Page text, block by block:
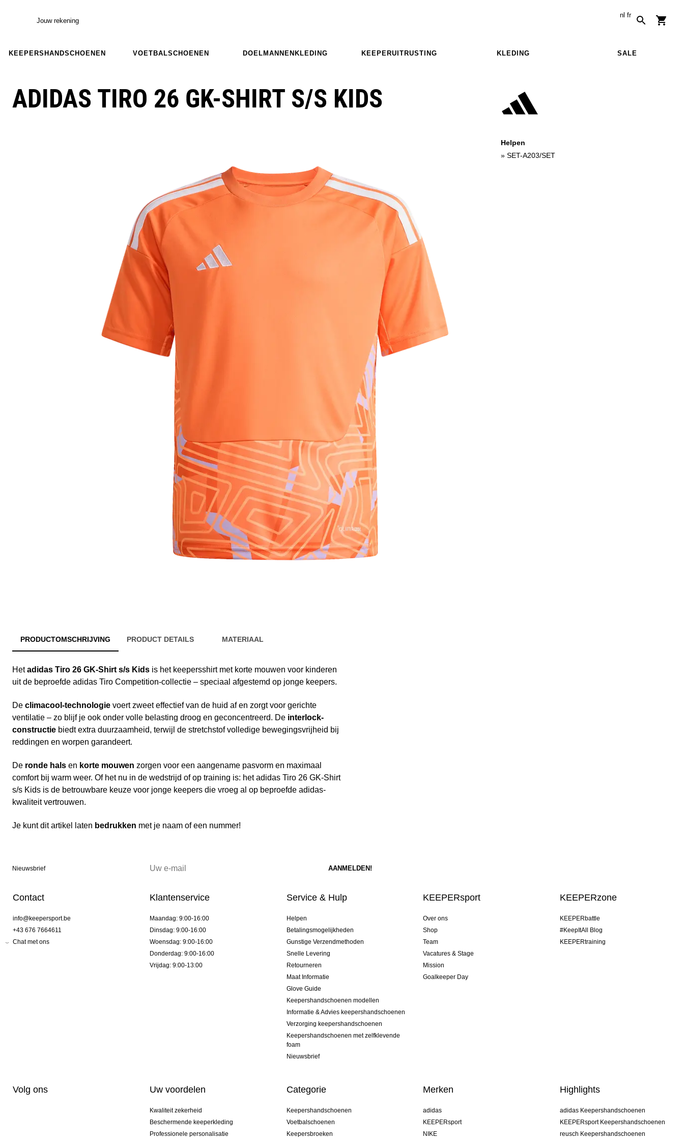
Jouw rekening
nl fr
KEEPERSHANDSCHOENEN VOETBALSCHOENEN DOELMANNENKLEDING KEEPERUITRUSTING KLEDING SALE
ADIDAS TIRO 26 GK-SHIRT S/S KIDS
Helpen
» SET-A203/SET
PRODUCTOMSCHRIJVING PRODUCT DETAILS MATERIAAL
Hetadidas Tiro 26 GK-Shirt s/s Kids is het keepersshirt met korte mouwen voor kinderen
uit de beproefde adidas Tiro Competition-collectie – speciaal afgestemd op jonge keepers.
De climacool-technologie voert zweet effectief van de huid af en zorgt voor gerichte
ventilatie – zo blijf je ook onder volle belasting droog en geconcentreerd. De interlock-
constructie biedt extra duurzaamheid, terwijl de stretchstof volledige bewegingsvrijheid bij
reddingen en worpen garandeert.
De ronde hals en korte mouwen zorgen voor een aangename pasvorm en maximaal
comfort bij warm weer. Of het nu in de wedstrijd of op training is: het adidas Tiro 26 GK-Shirt
s/s Kids is de betrouwbare keuze voor jonge keepers die vroeg al op beproefde adidas-
kwaliteit vertrouwen.
Je kunt dit artikel laten bedrukken met je naam of een nummer!
Nieuwsbrief
Contact
info@keepersport.be
+43 676 7664611
Chat met ons
Klantenservice
Maandag: 9:00-16:00
Dinsdag: 9:00-16:00
Woensdag: 9:00-16:00
Donderdag: 9:00-16:00
Vrijdag: 9:00-13:00
Service & Hulp
Helpen
Betalingsmogelijkheden
Gunstige Verzendmethoden
Snelle Levering
Retourneren
Maat Informatie
Glove Guide
Keepershandschoenen modellen
Informatie & Advies keepershandschoenen
Verzorging keepershandschoenen
Keepershandschoenen met zelfklevende
foam
Nieuwsbrief
KEEPERsport
Over ons
Shop
Team
Vacatures & Stage
Mission
Goalkeeper Day
KEEPERzone
KEEPERbattle
#KeepItAll Blog
KEEPERtraining
Volg ons Uw voordelen
Kwaliteit zekerheid
Beschermende keeperkleding
Professionele personalisatie
Categorie
Keepershandschoenen
Voetbalschoenen
Keepersbroeken
Merken
adidas
KEEPERsport
NIKE
Highlights
adidas Keepershandschoenen
KEEPERsport Keepershandschoenen
reusch Keepershandschoenen